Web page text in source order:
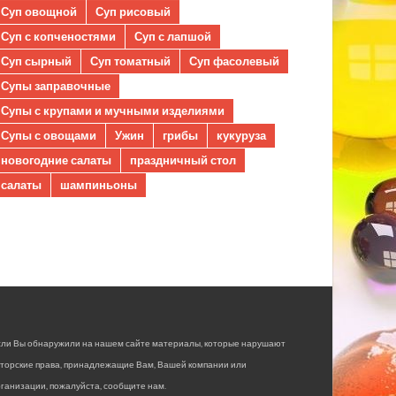
Суп овощной
Суп рисовый
Суп с копченостями
Суп с лапшой
Суп сырный
Суп томатный
Суп фасолевый
Супы заправочные
Супы с крупами и мучными изделиями
Супы с овощами
Ужин грибы
кукуруза
новогодние салаты
праздничный стол
салаты
шампиньоны
Вы обнаружили на нашем сайте материалы, которые нарушают
права, принадлежащие Вам, Вашей компании или
пожалуйста, сообщите нам.